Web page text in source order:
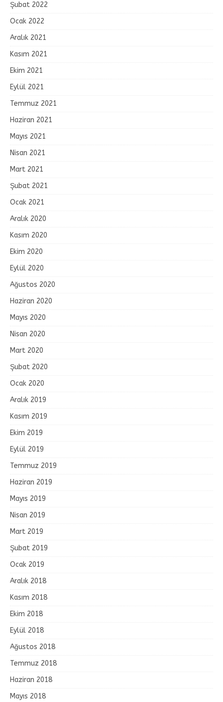
Şubat 2022
Ocak 2022
Aralık 2021
Kasım 2021
Ekim 2021
Eylül 2021
Temmuz 2021
Haziran 2021
Mayıs 2021
Nisan 2021
Mart 2021
Şubat 2021
Ocak 2021
Aralık 2020
Kasım 2020
Ekim 2020
Eylül 2020
Ağustos 2020
Haziran 2020
Mayıs 2020
Nisan 2020
Mart 2020
Şubat 2020
Ocak 2020
Aralık 2019
Kasım 2019
Ekim 2019
Eylül 2019
Temmuz 2019
Haziran 2019
Mayıs 2019
Nisan 2019
Mart 2019
Şubat 2019
Ocak 2019
Aralık 2018
Kasım 2018
Ekim 2018
Eylül 2018
Ağustos 2018
Temmuz 2018
Haziran 2018
Mayıs 2018